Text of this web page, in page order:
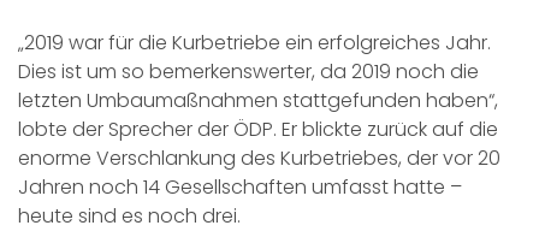
„2019 war für die Kurbetriebe ein erfolgreiches Jahr.
Dies ist um so bemerkenswerter, da 2019 noch die
letzten Umbaumaßnahmen stattgefunden haben“,
lobte der Sprecher der ÖDP. Er blickte zurück auf die
enorme Verschlankung des Kurbetriebes, der vor 20
Jahren noch 14 Gesellschaften umfasst hatte –
heute sind es noch drei.